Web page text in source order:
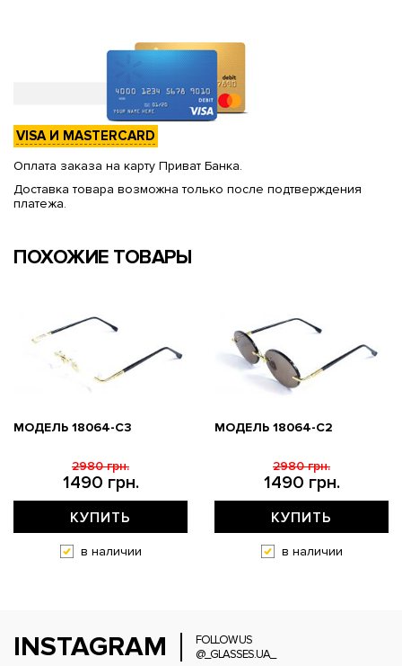
VISA И MASTERCARD
Оплата заказа на карту Приват Банка.
Доставка товара возможна только после подтверждения
платежа.
ПОХОЖИЕ ТОВАРЫ
МОДЕЛЬ 18064-C3
1490 грн.
2980 грн.
КУПИТЬ
в наличии
МОДЕЛЬ 18064-C2
1490 грн.
2980 грн.
КУПИТЬ
в наличии
INSTAGRAM
FOLLOW US
@_GLASSES.UA_